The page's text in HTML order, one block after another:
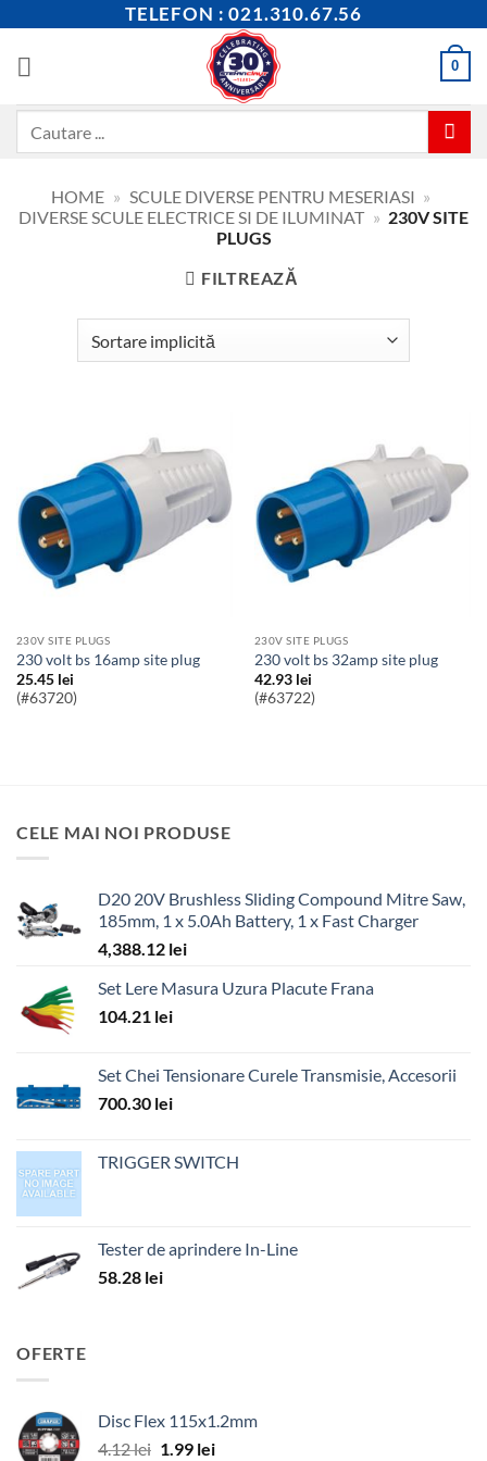
content
TELEFON : 021.310.67.56
0
HOME » SCULE DIVERSE PENTRU MESERIASI »
DIVERSE SCULE ELECTRICE SI DE ILUMINAT » 230V SITE
PLUGS
FILTREAZĂ
230V SITE PLUGS
230 volt bs 16amp site plug
25.45 lei
(#63720)
230V SITE PLUGS
230 volt bs 32amp site plug
42.93 lei
(#63722)
CELE MAI NOI PRODUSE
D20 20V Brushless Sliding Compound Mitre Saw,
185mm, 1 x 5.0Ah Battery, 1 x Fast Charger
4,388.12 lei
Set Lere Masura Uzura Placute Frana
104.21 lei
Set Chei Tensionare Curele Transmisie, Accesorii
700.30 lei
TRIGGER SWITCH
Tester de aprindere In-Line
58.28 lei
OFERTE
Disc Flex 115x1.2mm
4.12lei Prețul
1.99 leiPrețul